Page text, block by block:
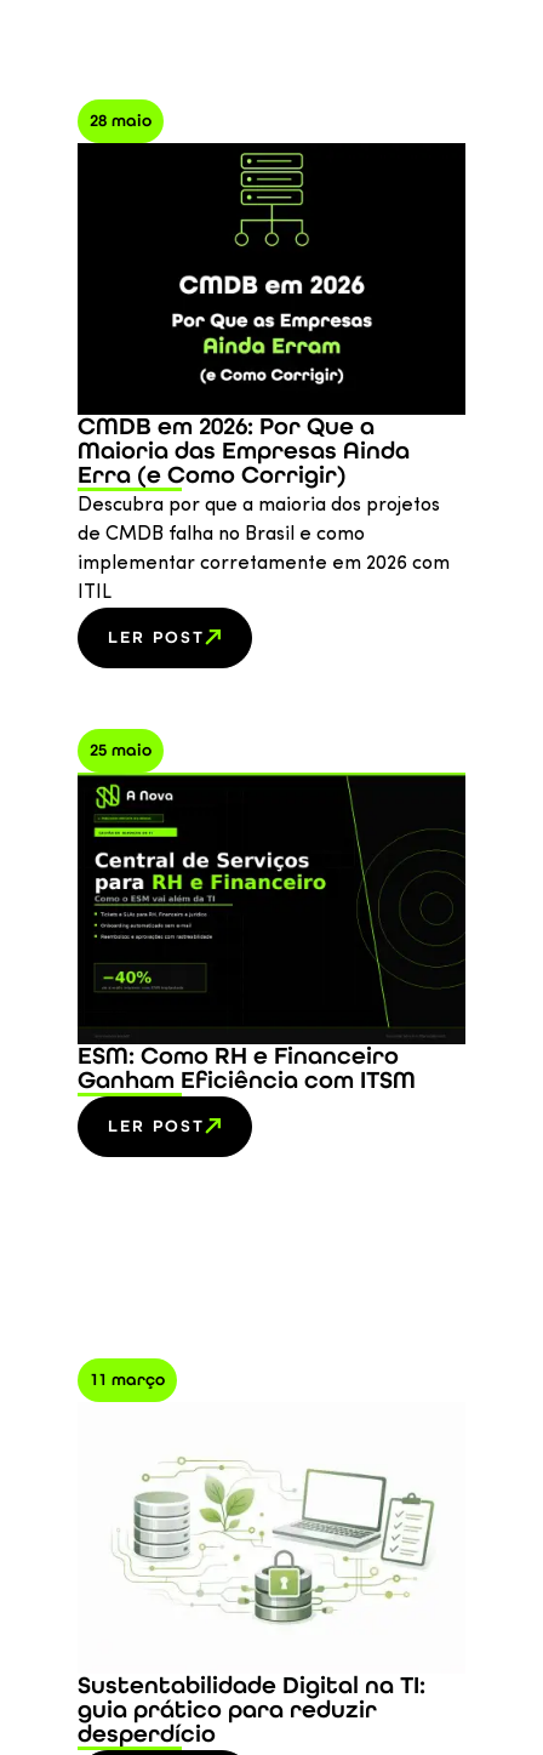
28 maio
CMDB em 2026: Por Que a
Maioria das Empresas Ainda
Erra (e Como Corrigir)
Descubra por que a maioria dos projetos
de CMDB falha no Brasil e como
implementar corretamente em 2026 com
ITIL
LER POST
25 maio
ESM: Como RH e Financeiro
Ganham Eficiência com ITSM
LER POST
11 março
Sustentabilidade Digital na TI:
guia prático para reduzir
desperdício